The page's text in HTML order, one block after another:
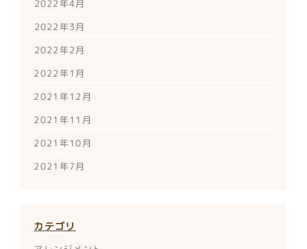
2022年4月
2022年3月
2022年2月
2022年1月
2021年12月
2021年11月
2021年10月
2021年7月
カテゴリ